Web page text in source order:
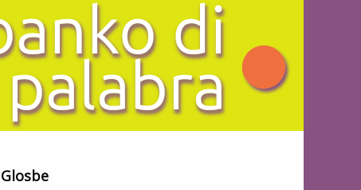
Glosbe